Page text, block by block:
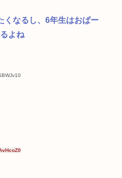
くなるし、6年生はおぱー
よね